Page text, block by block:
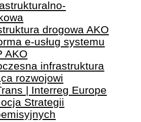
drogowa AKO
e-usług systemu
AKO
infrastruktura
rozwojowi
| Interreg Europe
Strategii